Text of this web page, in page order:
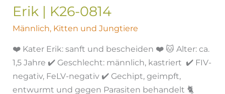
Erik | K26-0814
Männlich, Kitten und Jungtiere
❤️ Kater Erik: sanft und bescheiden ❤️ 🐱 Alter: ca.
1,5 Jahre ✔️ Geschlecht: männlich, kastriert ✔️ FIV-
negativ, FeLV-negativ ✔️ Gechipt, geimpft,
entwurmt und gegen Parasiten behandelt 🐈